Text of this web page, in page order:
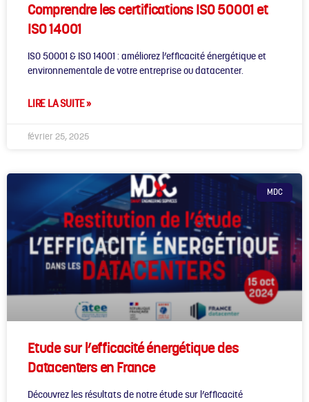
Comprendre les certifications ISO 50001 et
ISO 14001
ISO 50001 & ISO 14001 : améliorez l’efficacité énergétique et
environnementale de votre entreprise ou datacenter.
LIRE LA SUITE »
février 25, 2025
MDC
Etude sur l’efficacité énergétique des
Datacenters en France
Découvrez les résultats de notre étude sur l’efficacité